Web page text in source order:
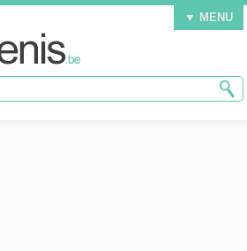
▼ MENU